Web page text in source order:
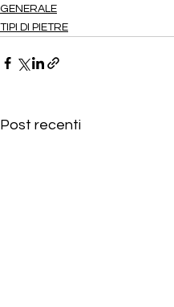
GENERALE
TIPI DI PIETRE
Post recenti